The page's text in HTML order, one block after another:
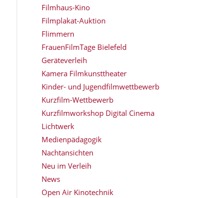
Filmhaus-Kino
Filmplakat-Auktion
Flimmern
FrauenFilmTage Bielefeld
Geräteverleih
Kamera Filmkunsttheater
Kinder- und Jugendfilmwettbewerb
Kurzfilm-Wettbewerb
Kurzfilmworkshop Digital Cinema
Lichtwerk
Medienpädagogik
Nachtansichten
Neu im Verleih
News
Open Air Kinotechnik